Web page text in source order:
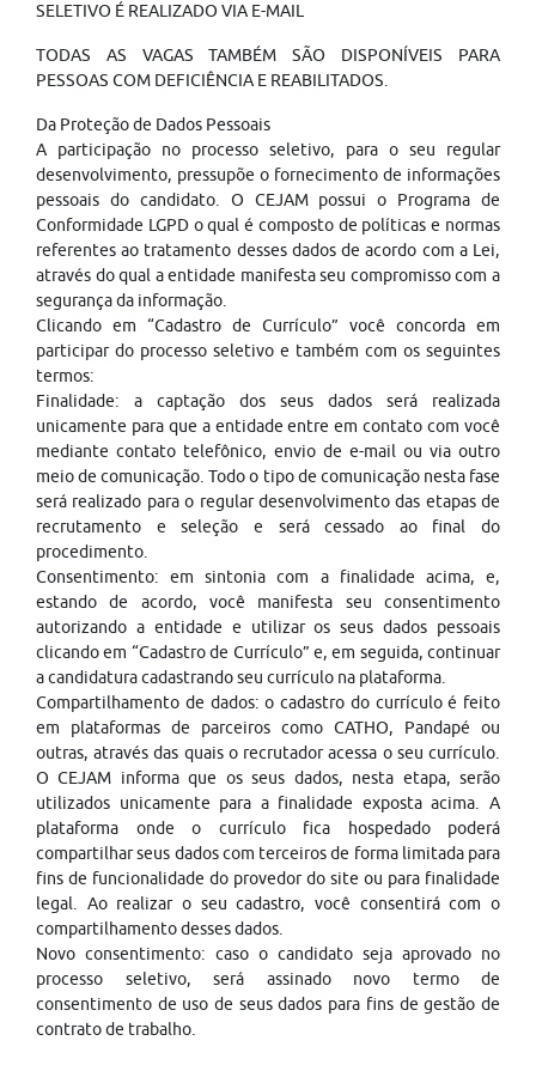
SELETIVO É REALIZADO VIA E-MAIL
TODAS AS VAGAS TAMBÉM SÃO DISPONÍVEIS PARA
PESSOAS COM DEFICIÊNCIA E REABILITADOS.
Da Proteção de Dados Pessoais
A participação no processo seletivo, para o seu regular
desenvolvimento, pressupõe o fornecimento de informações
pessoais do candidato. O CEJAM possui o Programa de
Conformidade LGPD o qual é composto de políticas e normas
referentes ao tratamento desses dados de acordo com a Lei,
através do qual a entidade manifesta seu compromisso com a
segurança da informação.
Clicando em “Cadastro de Currículo” você concorda em
participar do processo seletivo e também com os seguintes
termos:
Finalidade: a captação dos seus dados será realizada
unicamente para que a entidade entre em contato com você
mediante contato telefônico, envio de e-mail ou via outro
meio de comunicação. Todo o tipo de comunicação nesta fase
será realizado para o regular desenvolvimento das etapas de
recrutamento e seleção e será cessado ao final do
procedimento.
Consentimento: em sintonia com a finalidade acima, e,
estando de acordo, você manifesta seu consentimento
autorizando a entidade e utilizar os seus dados pessoais
clicando em “Cadastro de Currículo” e, em seguida, continuar
a candidatura cadastrando seu currículo na plataforma.
Compartilhamento de dados: o cadastro do currículo é feito
em plataformas de parceiros como CATHO, Pandapé ou
outras, através das quais o recrutador acessa o seu currículo.
O CEJAM informa que os seus dados, nesta etapa, serão
utilizados unicamente para a finalidade exposta acima. A
plataforma onde o currículo fica hospedado poderá
compartilhar seus dados com terceiros de forma limitada para
fins de funcionalidade do provedor do site ou para finalidade
legal. Ao realizar o seu cadastro, você consentirá com o
compartilhamento desses dados.
Novo consentimento: caso o candidato seja aprovado no
processo seletivo, será assinado novo termo de
consentimento de uso de seus dados para fins de gestão de
contrato de trabalho.